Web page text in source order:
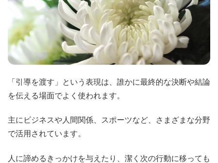
「引導を渡す」という表現は、誰かに最終的な決断や結論
を伝える場面でよく使われます。
主にビジネスや人間関係、スポーツなど、さまざまな分野
で活用されています。
人に諦めるきっかけを与えたり、潔く次の行動に移っても